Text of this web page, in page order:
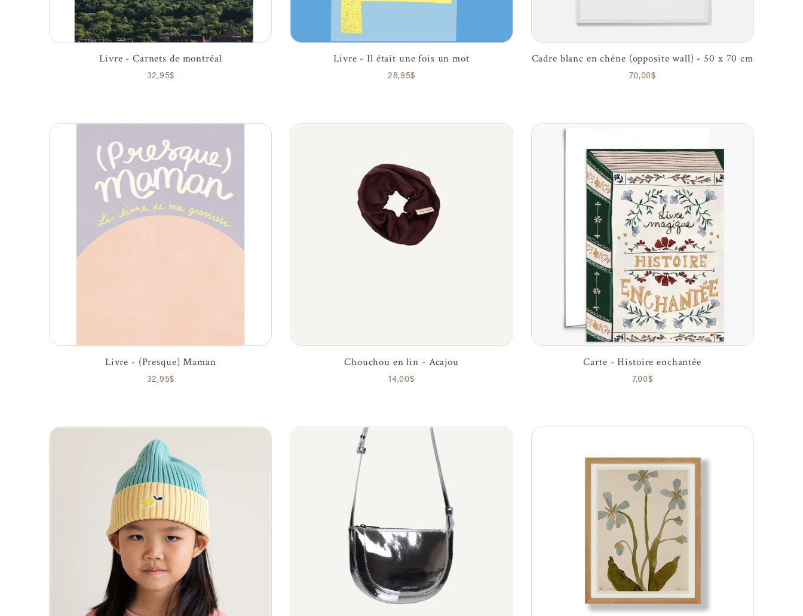
Livre - Carnets de montréal
32,95$
Livre - Il était une fois un mot
28,95$
Cadre blanc en chêne (opposite wall) - 50 x 70 cm
70,00$
Livre - (Presque) Maman
32,95$
Chouchou en lin - Acajou
14,00$
Carte - Histoire enchantée
7,00$